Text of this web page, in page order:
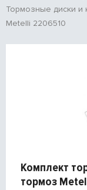
Тормозные диски и
Metelli 2206510
Комплект
тормоз